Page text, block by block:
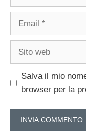
Email
Sito
Salva il mio
browser per la